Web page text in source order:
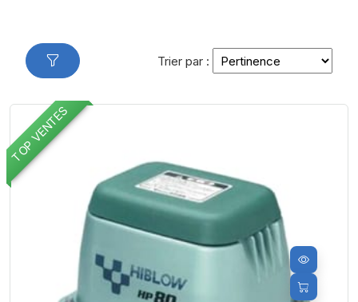
Trier par :
TOP VENTES